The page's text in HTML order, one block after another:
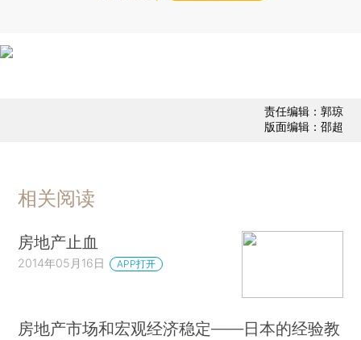
责任编辑：郭琼
版面编辑：邵超
相关阅读
房地产止血
2014年05月16日 APP打开
房地产市场和宏观经济稳定——日本的经验教